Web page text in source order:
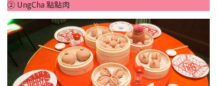
② UngCha 點點肉